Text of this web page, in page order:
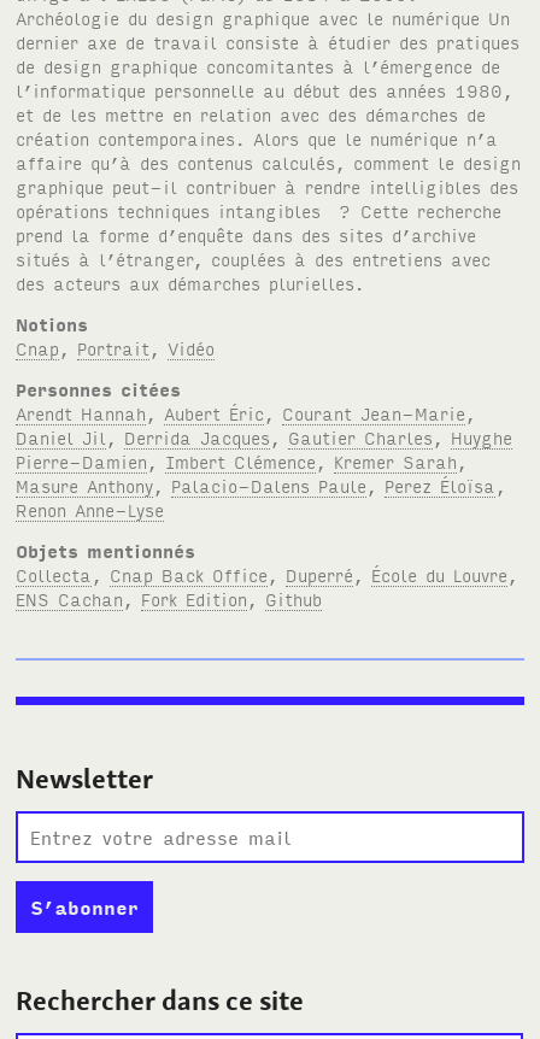
Archéologie du design graphique avec le numérique Un
dernier axe de travail consiste à étudier des pratiques
de design graphique concomitantes à l’émergence de
l’informatique personnelle au début des années 1980,
et de les mettre en relation avec des démarches de
création contemporaines. Alors que le numérique n’a
affaire qu’à des contenus calculés, comment le design
graphique peut-il contribuer à rendre intelligibles des
opérations techniques intangibles ? Cette recherche
prend la forme d’enquête dans des sites d’archive
situés à l’étranger, couplées à des entretiens avec
des acteurs aux démarches plurielles.
Notions
Cnap
Portrait ,Vidéo
Personnes citées
Arendt Hannah
Aubert Éric Courant Jean-Marie
Daniel Jil
Derrida Jacques Gautier Charles
Huyghe
Pierre-Damien
Imbert Clémence Kremer Sarah
Masure Anthony
Palacio-Dalens Paule Perez Éloïsa
Renon Anne-Lyse
Objets mentionnés
Collecta
Cnap Back Office Duperré École du Louvre
ENS Cachan
Fork Edition Github
Newsletter
Rechercher dans ce site